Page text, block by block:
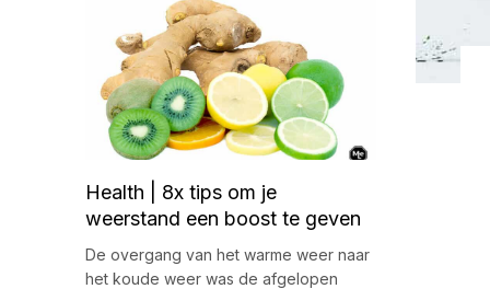
Health | 8x tips om je
weerstand een boost te geven
De overgang van het warme weer naar
het koude weer was de afgelopen